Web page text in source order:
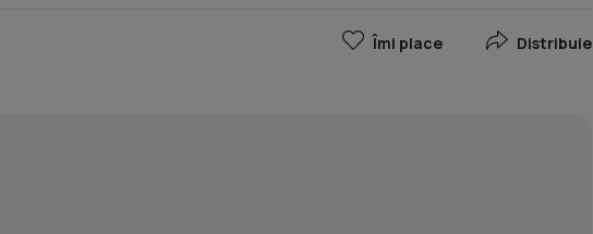
Îmi place Distribuie